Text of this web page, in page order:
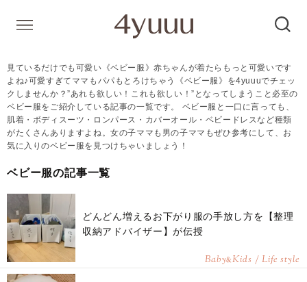
見ているだけでも可愛い《ベビー服》赤ちゃんが着たらもっと可愛いです
よね♪可愛すぎてママもパパもとろけちゃう《ベビー服》を4yuuuでチェッ
クしませんか？”あれも欲しい！これも欲しい！”となってしまうこと必至の
ベビー服をご紹介している記事の一覧です。 ベビー服と一口に言っても、
肌着・ボディスーツ・ロンパース・カバーオール・ベビードレスなど種類
がたくさんありますよね。女の子ママも男の子ママもぜひ参考にして、お
気に入りのベビー服を見つけちゃいましょう！
ベビー服の記事一覧
どんどん増えるお下がり服の手放し方を【整理
収納アドバイザー】が伝授
Baby&Kids / Life style